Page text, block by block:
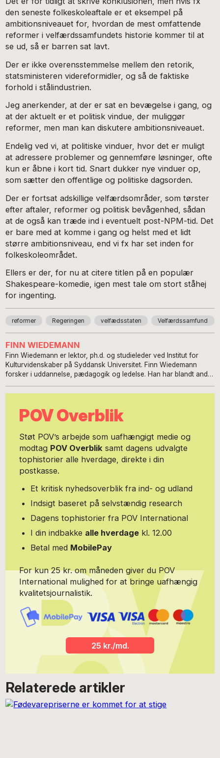
den seneste folkeskoleaftale er et eksempel på
ambitionsniveauet for, hvordan de mest omfattende
reformer i velfærdssamfundets historie kommer til at
se ud, så er barren sat lavt.
Der er ikke overensstemmelse mellem den retorik,
statsministeren videreformidler, og så de faktiske
forhold i stålindustrien.
Jeg anerkender, at der er sat en bevægelse i gang, og
at der aktuelt er et politisk vindue, der muliggør
reformer, men man kan diskutere ambitionsniveauet.
Endelig ved vi, at politiske vinduer, hvor det er muligt
at adressere problemer og gennemføre løsninger, ofte
kun er åbne i kort tid. Snart dukker nye vinduer op,
som sætter den offentlige og politiske dagsorden.
Der er fortsat adskillige velfærdsområder, som tørster
efter aftaler, reformer og politisk bevågenhed, sådan
at de også kan træde ind i eventuelt post-NPM-tid. Det
er bare med at komme i gang og helst med et lidt
større ambitionsniveau, end vi fx har set inden for
folkeskoleområdet.
Ellers er der, for nu at citere titlen på en populær
Shakespeare-komedie, igen mest tale om stort ståhej
for ingenting.
reformer Regeringen velfædsstaten Velfærdssamfund
FINN WIEDEMANN
Finn Wiedemann er lektor, ph.d. og studieleder ved Institut for
Kulturvidenskaber på Syddansk Universitet. Finn Wiedemann
forsker i uddannelse, pædagogik og ledelse. Han har blandt andet
ledersamfundets konsekvenser (2016), kanten af ledelse.
(2019). Syddansk Universitetsforlag.
POV Overblik
Støt POV’s arbejde som uafhængigt medie og
modtag POV Overblik samt dagens udvalgte
tophistorier alle hverdage, direkte i din
postkasse.
Et kritisk nyhedsoverblik fra ind- og udland
Indsigt baseret på selvstændig research
Dagens tophistorier fra POV International
I din indbakke alle hverdage kl. 12.00
Betal med MobilePay
For kun 25 kr. om måneden giver du POV
International mulighed for at bringe uafhængig
kvalitetsjournalistik.
25 kr./md.
Relaterede artikler